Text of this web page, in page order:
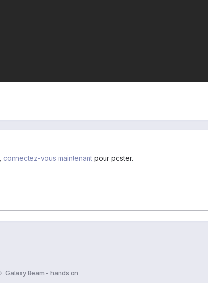
connectez-vous maintenant pour poster.
Galaxy Beam - hands on